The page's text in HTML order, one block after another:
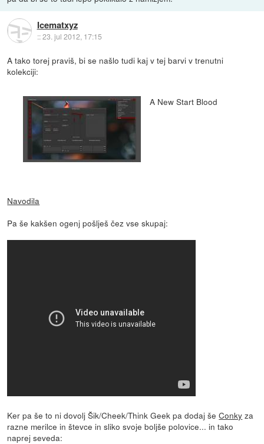
Icematxyz
::23. jul 2012, 17:15
A tako torej praviš, bi se našlo tudi kaj v tej barvi v trenutni
kolekciji:
A New Start Blood
Navodila
Pa še kakšen ogenj pošlješ čez vse skupaj:
Ker pa še to ni dovolj Šik/Cheek/Think Geek pa dodaj šeConky za
razne merilce in števce in sliko svoje boljše polovice... in tako
naprej seveda: